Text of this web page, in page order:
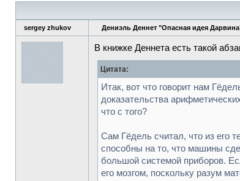
sergey zhukov Дениэль Деннет "Опасная идея
В книжке Деннета есть такой
Цитата:
Итак, вот что говорит нам
доказательства
что с того?
Сам Гёдель считал, что из его
способны на то, что машины
большой системой приборов.
его мозгом, поскольку разум